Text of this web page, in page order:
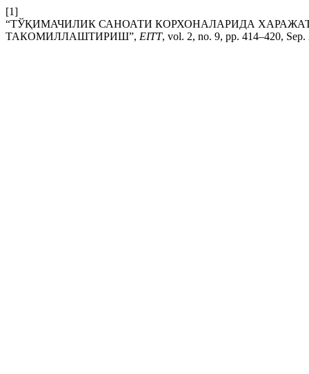
[1]
“ТЎҚИМАЧИЛИК САНОАТИ КОРХОНАЛАРИДА
ТАКОМИЛЛАШТИРИШ”, EITT, vol. 2, no. 9, pp. 414–420,